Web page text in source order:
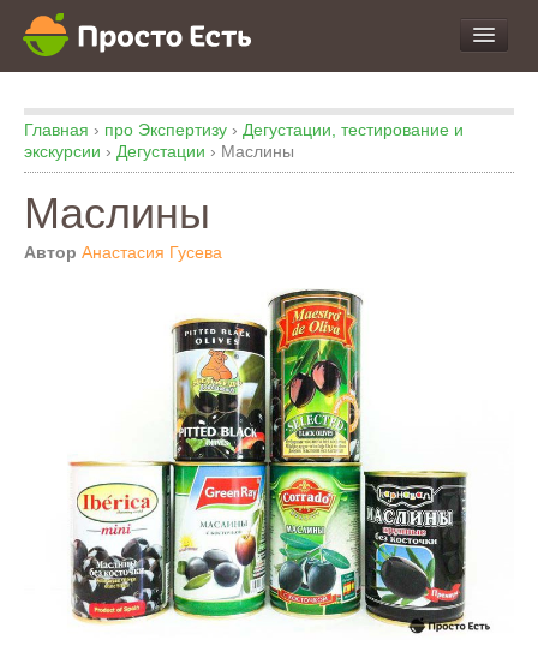
про Еду
про Кухню
про Экспертизу
Главная › про Экспертизу › Дегустации, тестирование и
экскурсии › Дегустации › Маслины
Маслины
Автор Анастасия Гусева